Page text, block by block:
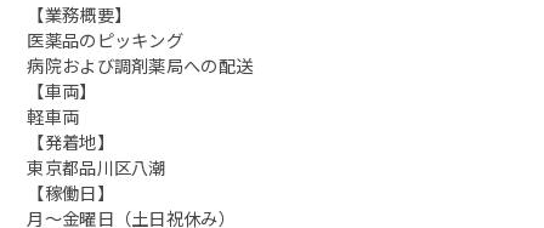
【業務概要】
医薬品のピッキング
病院および調剤薬局への配送
【車両】
軽車両
【発着地】
東京都品川区八潮
【稼働日】
月～金曜日（土日祝休み）